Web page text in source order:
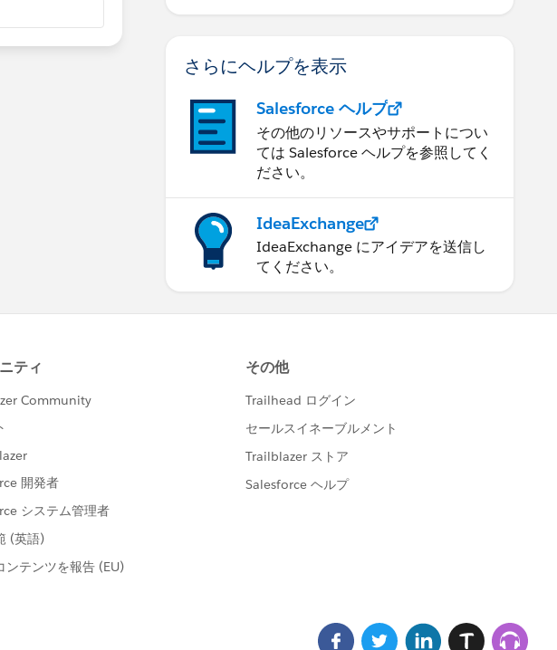
さらにヘルプを表示
Salesforce ヘルプ
その他のリソースやサポートについ
ては Salesforce ヘルプを参照してく
ださい。
IdeaExchange
IdeaExchange にアイデアを送信し
てください。